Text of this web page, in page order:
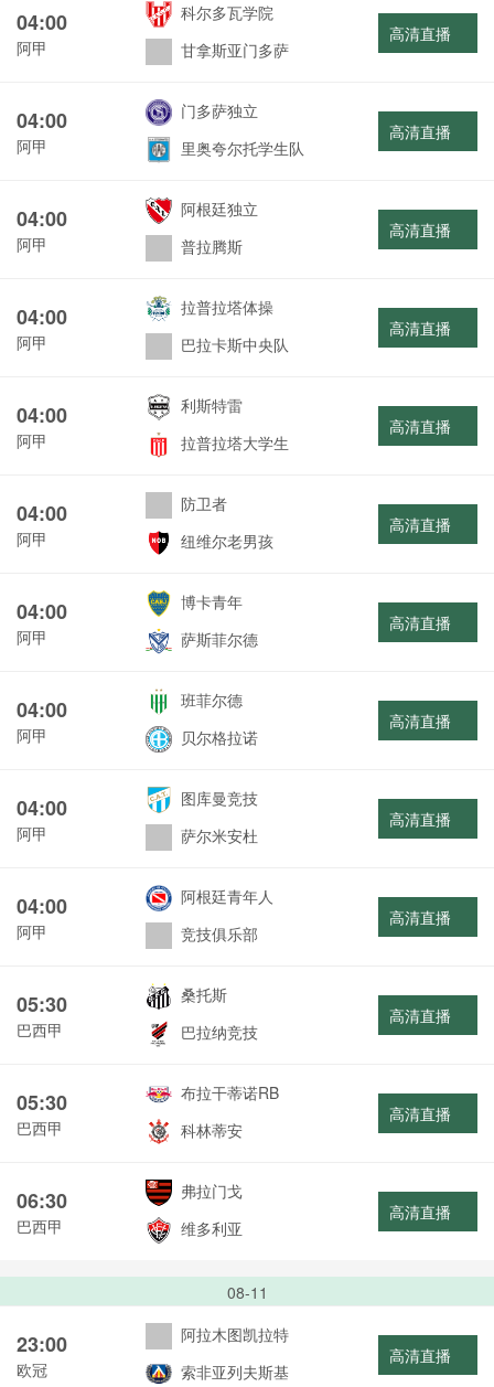
04:00
阿甲
科尔多瓦学院
甘拿斯亚门多萨
高清直播
04:00
阿甲
门多萨独立
里奥夸尔托学生队
高清直播
04:00
阿甲
阿根廷独立
普拉腾斯
高清直播
04:00
阿甲
拉普拉塔体操
巴拉卡斯中央队
高清直播
04:00
阿甲
利斯特雷
拉普拉塔大学生
高清直播
04:00
阿甲
防卫者
纽维尔老男孩
高清直播
04:00
阿甲
博卡青年
萨斯菲尔德
高清直播
04:00
阿甲
班菲尔德
贝尔格拉诺
高清直播
04:00
阿甲
图库曼竞技
萨尔米安杜
高清直播
04:00
阿甲
阿根廷青年人
竞技俱乐部
高清直播
05:30
巴西甲
桑托斯
巴拉纳竞技
高清直播
05:30
巴西甲
布拉干蒂诺RB
科林蒂安
高清直播
06:30
巴西甲
弗拉门戈
维多利亚
高清直播
08-11
23:00
欧冠
阿拉木图凯拉特
索非亚列夫斯基
高清直播